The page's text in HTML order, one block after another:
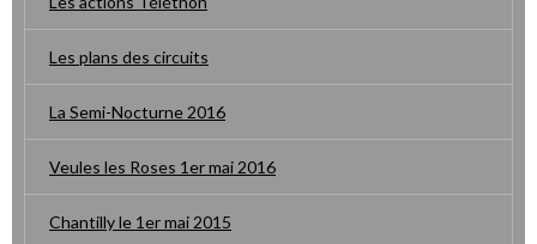
Les plans des circuits
La Semi-Nocturne 2016
Veules les Roses 1er mai 2016
Chantilly le 1er mai 2015